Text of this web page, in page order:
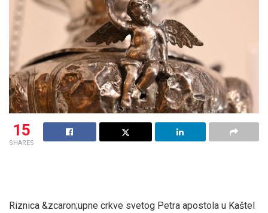
15
SHARES
Riznica &zcaron;upne crkve svetog Petra apostola u Kaštel